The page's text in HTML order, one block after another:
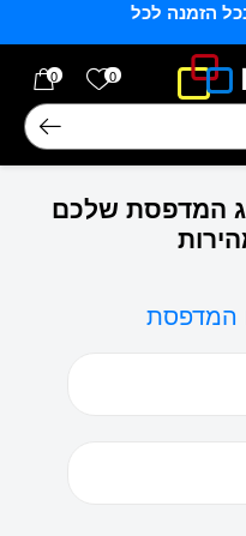
הזמנה לכל
0 הרשימה
0
המדפסת שלכם
המדפסת